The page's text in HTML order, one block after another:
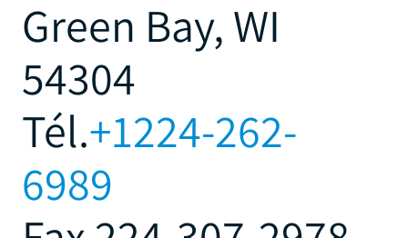
Green Bay, WI
54304
Tél.+1224-262-
6989